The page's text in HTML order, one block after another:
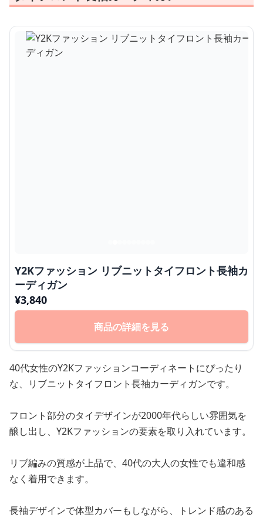
Y2Kファッション リブニットタイフロント長袖カ
ーディガン
¥3,840
商品の詳細を見る
40代女性のY2Kファッションコーディネートにぴったり
な、リブニットタイフロント長袖カーディガンです。
フロント部分のタイデザインが2000年代らしい雰囲気を
醸し出し、Y2Kファッションの要素を取り入れています。
リブ編みの質感が上品で、40代の大人の女性でも違和感
なく着用できます。
長袖デザインで体型カバーもしながら、トレンド感のある